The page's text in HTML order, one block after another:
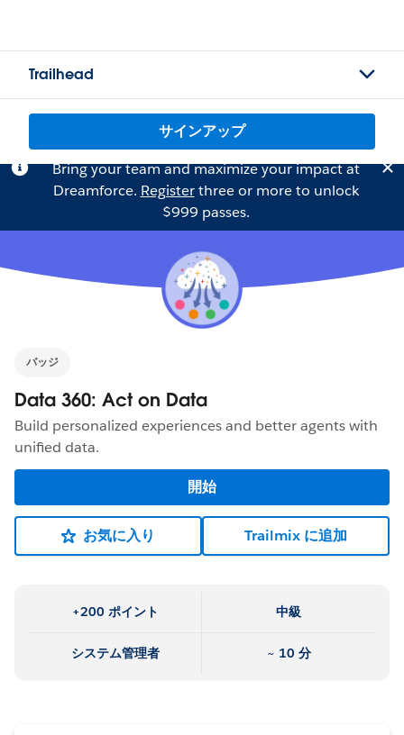
Trailhead
サインアップ
Bring your team and maximize your impact at
Dreamforce. Registerthree or more to unlock
$999 passes.
バッジ
Data 360: Act on Data
Build personalized experiences and better agents with
unified data.
開始
お気に入り Trailmix に追加
+200 ポイント 中級
システム管理者 ~ 10 分